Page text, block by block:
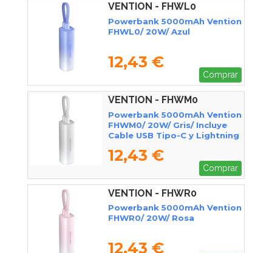
VENTION - FHWL0
Powerbank 5000mAh Vention
FHWL0/ 20W/ Azul
12,43 €
Comprar
VENTION - FHWM0
Powerbank 5000mAh Vention
FHWM0/ 20W/ Gris/ Incluye
Cable USB Tipo-C y Lightning
12,43 €
Comprar
VENTION - FHWR0
Powerbank 5000mAh Vention
FHWR0/ 20W/ Rosa
12,43 €